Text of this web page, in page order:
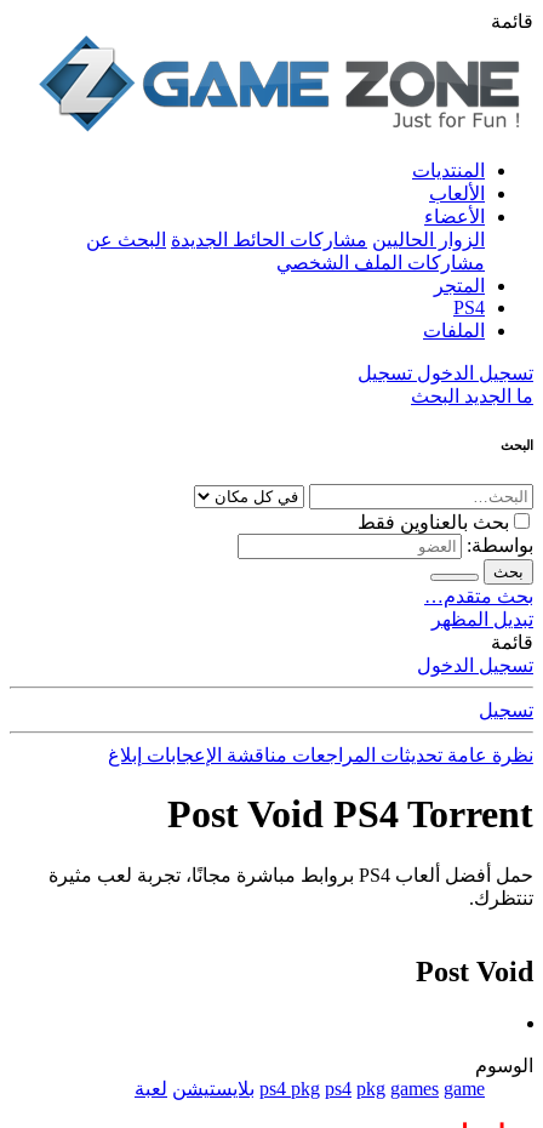
قائمة
المنتديات
الألعاب
الأعضاء
الزوار الحاليين مشاركات الحائط الجديدة البحث عن
مشاركات الملف الشخصي
المتجر
PS4
الملفات
تسجيل الدخول تسجيل
ما الجديد البحث
البحث
بحث بالعناوين فقط
بواسطة:
بحث
بحث متقدم…
تبديل المظهر
قائمة
تسجيل الدخول
تسجيل
نظرة عامة تحديثات المراجعات مناقشة الإعجابات إبلاغ
Post Void PS4 Torrent
حمل أفضل ألعاب PS4 بروابط مباشرة مجانًا، تجربة لعب مثيرة
تنتظرك.
Post Void
الوسوم
game
games
pkg
ps4
ps4 pkg بلايستيشن لعبة